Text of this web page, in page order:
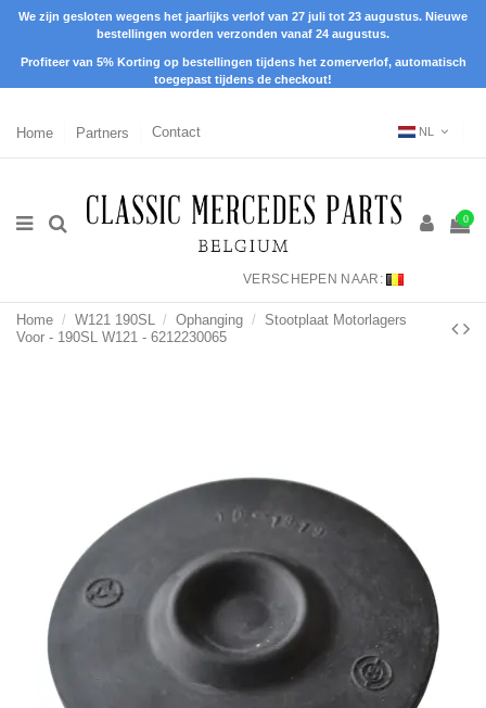
We zijn gesloten wegens het jaarlijks verlof van 27 juli tot 23 augustus. Nieuwe
bestellingen worden verzonden vanaf 24 augustus.
Profiteer van 5% Korting op bestellingen tijdens het zomerverlof, automatisch
toegepast tijdens de checkout!
Home Partners Contact NL
0
VERSCHEPEN NAAR:
Home W121 190SL Ophanging
Stootplaat Motorlagers
Voor - 190SL W121 - 6212230065